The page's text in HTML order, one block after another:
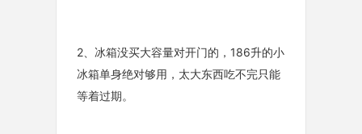
2、冰箱没买大容量对开门的，186升的小
冰箱单身绝对够用，太大东西吃不完只能
等着过期。